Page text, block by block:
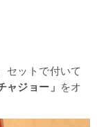
セットで付いて
ャジョー」
をオ